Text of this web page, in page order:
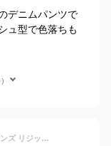
デニムパンツで
ュ型で色落ちも
[リーバイス] 501 デニムパンツ リジット メンズ リジッド(0000) 38x34 [並行輸入品]